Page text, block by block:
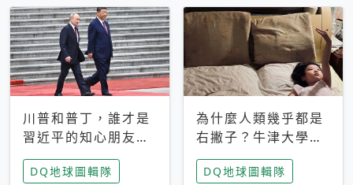
川普和普丁，誰才是
習近平的知心朋友？
專家：外交話語權掌
握在北京手中
DQ地球圖輯隊
為什麼人類幾乎都是
右撇子？牛津大學：
直立行走、腦容量擴
張成演化關鍵
DQ地球圖輯隊